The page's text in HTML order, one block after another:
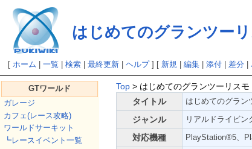
はじめてのグランツー
[ホーム |一覧 |検索 |最終更新 |ヘルプ] [ 新規 |編集 |添付 |差分 |
GTワールド
ガレージ
カフェ(レース攻略)
ワールドサーキット
┗レースイベント一覧
Top > はじめてのグランツーリスモ
タイトル
はじめてのグラン
ジャンル リアルドライビン
対応機種 PlayStation®5、